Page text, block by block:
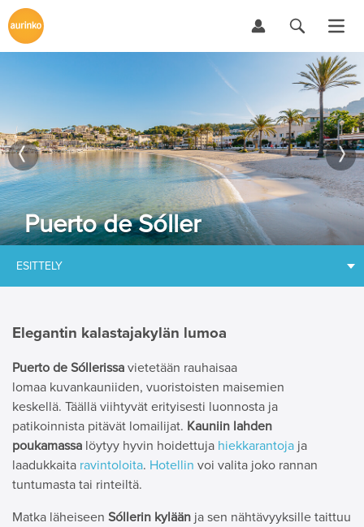
Puerto de Sóller
ESITTELY
Elegantin kalastajakylän lumoa
Puerto de Sóllerissa vietetään rauhaisaa
lomaa kuvankauniiden, vuoristoisten maisemien
keskellä. Täällä viihtyvät erityisesti luonnosta ja
patikoinnista pitävät lomailijat. Kauniin lahden
poukamassa löytyy hyvin hoidettuja hiekkarantoja ja
laadukkaita ravintoloita. Hotellin voi valita joko rannan
tuntumasta tai rinteiltä.
Matka läheiseen Sóllerin kylään ja sen nähtävyyksille taittuu